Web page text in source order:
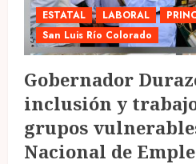
ESTATAL LABORAL
San Luis Río Colorado
Gobernador
inclusión y
grupos
Nacional de